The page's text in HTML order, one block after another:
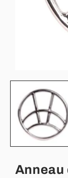
le
dans
une
fenêtre
modale
Anneau